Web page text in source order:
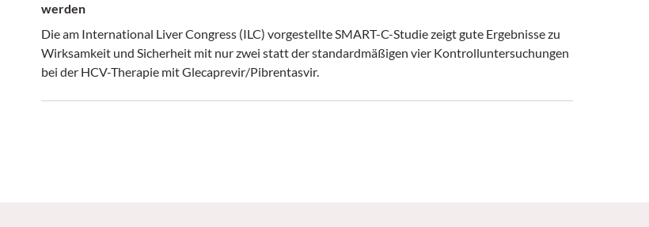
werden
Die am International Liver Congress (ILC) vorgestellte SMART-C-Studie zeigt gute Ergebnisse zu
Wirksamkeit und Sicherheit mit nur zwei statt der standardmäßigen vier Kontrolluntersuchungen
bei der HCV-Therapie mit Glecaprevir/Pibrentasvir.